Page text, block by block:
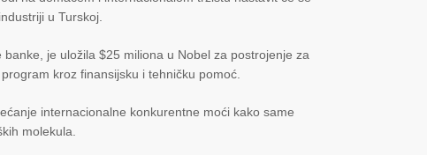
u Turskoj.
je uložila $25 miliona u Nobel za postrojenje za
kroz finansijsku i tehničku pomoć.
internacionalne konkurentne moći kako same
molekula.